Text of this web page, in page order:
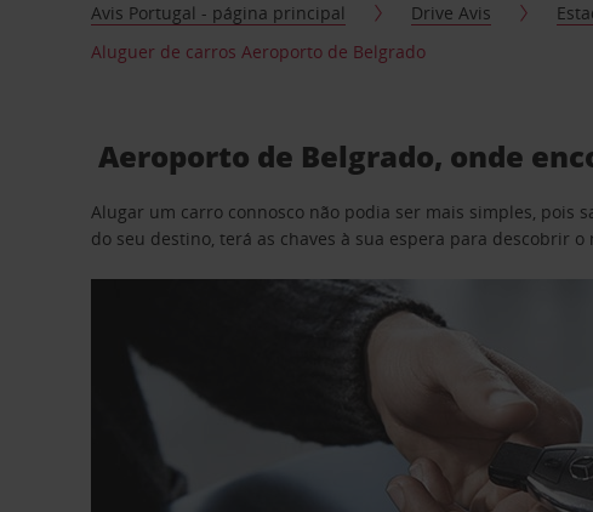
Avis Portugal - página principal Drive Avis
Aluguer de carros Aeroporto de Belgrado
Aeroporto de Belgrado, onde
Alugar um carro connosco não podia ser mais simples, pois
do seu destino, terá as chaves à sua espera para descobrir o